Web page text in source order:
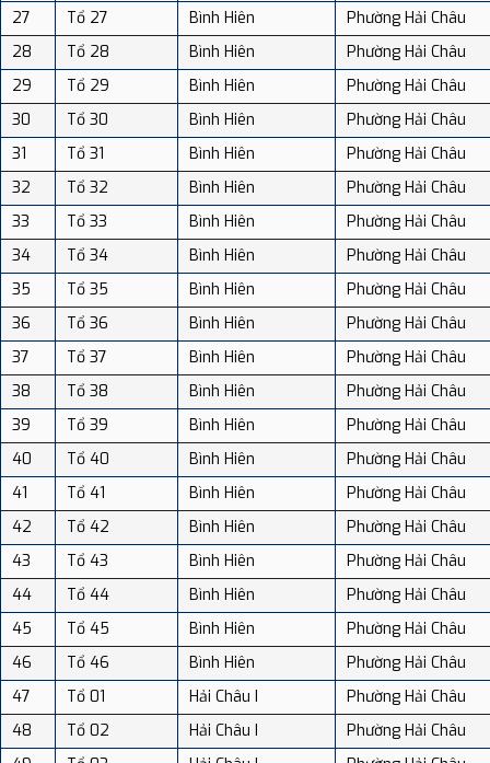
27
Tổ 27 Bình Hiên
Phường Hải Châu
28
Tổ 28 Bình Hiên
Phường Hải Châu
29
Tổ 29 Bình Hiên
Phường Hải Châu
30
Tổ 30 Bình Hiên
Phường Hải Châu
31
Tổ 31 Bình Hiên
Phường Hải Châu
32
Tổ 32 Bình Hiên
Phường Hải Châu
33
Tổ 33 Bình Hiên
Phường Hải Châu
34
Tổ 34 Bình Hiên
Phường Hải Châu
35
Tổ 35 Bình Hiên
Phường Hải Châu
36
Tổ 36 Bình Hiên
Phường Hải Châu
37
Tổ 37 Bình Hiên
Phường Hải Châu
38
Tổ 38 Bình Hiên
Phường Hải Châu
39
Tổ 39 Bình Hiên
Phường Hải Châu
40
Tổ 40 Bình Hiên
Phường Hải Châu
41
Tổ 41 Bình Hiên
Phường Hải Châu
42
Tổ 42 Bình Hiên
Phường Hải Châu
43
Tổ 43 Bình Hiên
Phường Hải Châu
44
Tổ 44 Bình Hiên
Phường Hải Châu
45
Tổ 45 Bình Hiên
Phường Hải Châu
46
Tổ 46 Bình Hiên
Phường Hải Châu
47
Tổ 01 Hải Châu I
Phường Hải Châu
48
Tổ 02 Hải Châu I
Phường Hải Châu